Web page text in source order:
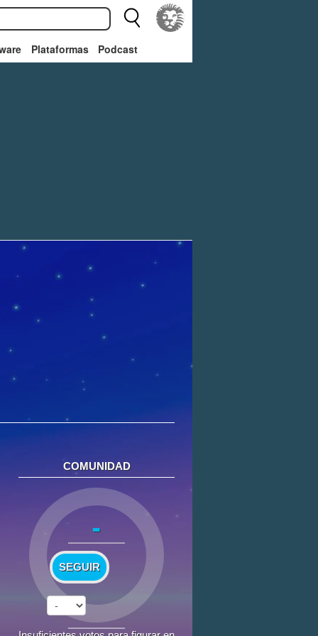
Plataformas Podcast
COMUNIDAD
-
SEGUIR